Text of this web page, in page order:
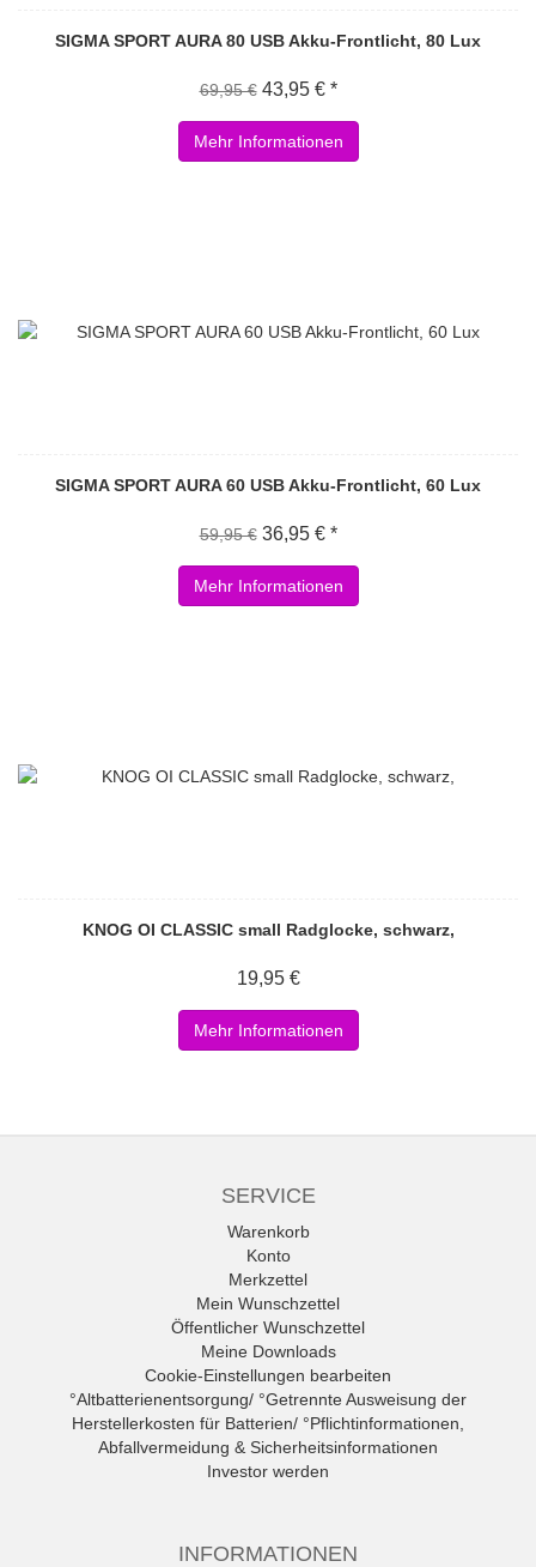
SIGMA SPORT AURA 80 USB Akku-Frontlicht, 80 Lux
69,95 € 43,95 € *
Mehr Informationen
SIGMA SPORT AURA 60 USB Akku-Frontlicht, 60 Lux
59,95 € 36,95 € *
Mehr Informationen
KNOG OI CLASSIC small Radglocke, schwarz,
19,95 €
Mehr Informationen
SERVICE
Warenkorb
Konto
Merkzettel
Mein Wunschzettel
Öffentlicher Wunschzettel
Meine Downloads
Cookie-Einstellungen bearbeiten
°Altbatterienentsorgung/ °Getrennte Ausweisung der
Herstellerkosten für Batterien/ °Pflichtinformationen,
Abfallvermeidung & Sicherheitsinformationen
Investor werden
INFORMATIONEN